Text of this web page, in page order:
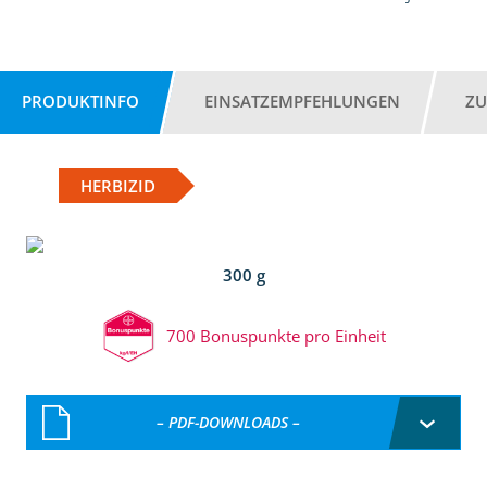
PRODUKTINFO EINSATZEMPFEHLUNGEN
HERBIZID
300 g
700 Bonuspunkte pro Einheit
– PDF-DOWNLOADS –